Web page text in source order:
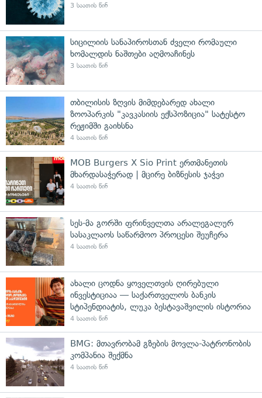
3 საათის წინ
სიცილიის სანაპიროსთან ძველი რომაული
ხომალდის ნაშთები აღმოაჩინეს
3 საათის წინ
თბილისის ზღვის მიმდებარედ ახალი
ზოოპარკის "კავკასიის ექსპოზიცია" სატესტო
რეჟიმში გაიხსნა
4 საათის წინ
MOB Burgers X Sio Print ერთმანეთის
მხარდასაჭერად | მცირე ბიზნესის ჯაჭვი
4 საათის წინ
სეს-მა გორში ფრინველთა არალეგალურ
სასაკლაოს საწარმოო პროცესი შეუჩერა
4 საათის წინ
ახალი ცოდნა ყოველთვის ღირებული
ინვესტიციაა — საქართველოს ბანკის
სტიპენდიატის, ლუკა ბესტავაშვილის ისტორია
4 საათის წინ
BMG: მთავრობამ გზების მოვლა-პატრონობის
კომპანია შექმნა
4 საათის წინ